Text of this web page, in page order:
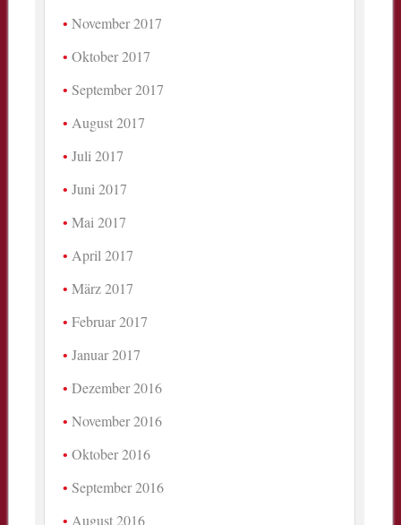
November 2017
Oktober 2017
September 2017
August 2017
Juli 2017
Juni 2017
Mai 2017
April 2017
März 2017
Februar 2017
Januar 2017
Dezember 2016
November 2016
Oktober 2016
September 2016
August 2016